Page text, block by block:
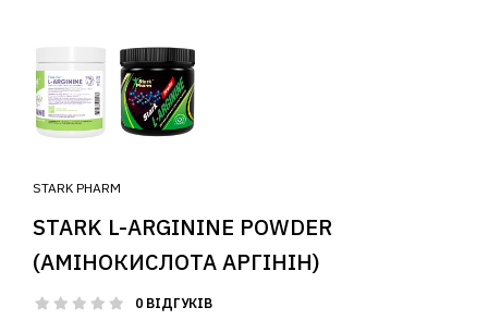
STARK PHARM
STARK L-ARGININE POWDER
(АМІНОКИСЛОТА АРГІНІН)
0 ВІДГУКІВ